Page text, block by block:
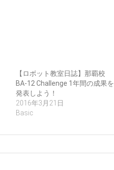
【ロボット教室日誌】那覇校
BA-12 Challenge 1年間の成果を
発表しよう！
2016年3月21日
Basic